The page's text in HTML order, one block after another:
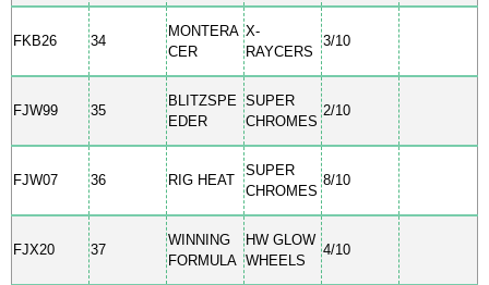
FKB26 34
MONTERA
CER
X-
RAYCERS
3/10
FJW99 35
BLITZSPE
EDER
SUPER
CHROMES
2/10
FJW07 36 RIG HEAT
SUPER
CHROMES
8/10
FJX20 37
WINNING
FORMULA
HW GLOW
WHEELS
4/10